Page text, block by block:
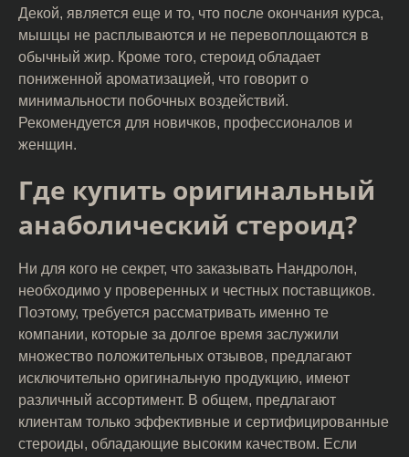
Декой, является еще и то, что после окончания курса,
мышцы не расплываются и не перевоплощаются в
обычный жир. Кроме того, стероид обладает
пониженной ароматизацией, что говорит о
минимальности побочных воздействий.
Рекомендуется для новичков, профессионалов и
женщин.
Где купить оригинальный
анаболический стероид?
Ни для кого не секрет, что заказывать Нандролон,
необходимо у проверенных и честных поставщиков.
Поэтому, требуется рассматривать именно те
компании, которые за долгое время заслужили
множество положительных отзывов, предлагают
исключительно оригинальную продукцию, имеют
различный ассортимент. В общем, предлагают
клиентам только эффективные и сертифицированные
стероиды, обладающие высоким качеством. Если